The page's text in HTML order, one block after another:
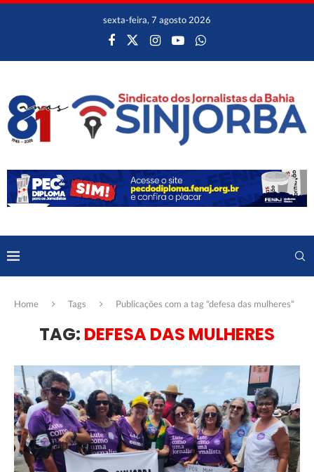
sexta-feira, 7 agosto 2026
Home Tags Publicações com a tag "defesa das mulheres"
TAG: DEFESA DAS MULHERES